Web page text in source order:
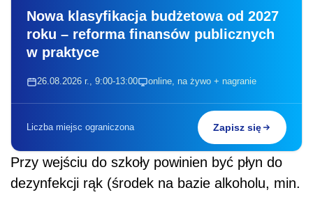
Nowa klasyfikacja budżetowa od 2027
roku – reforma finansów publicznych
w praktyce
26.08.2026 r., 9:00-13:00 online, na żywo + nagranie
Liczba miejsc ograniczona Zapisz się
Przy wejściu do szkoły powinien być płyn do
dezynfekcji rąk (środek na bazie alkoholu, min.